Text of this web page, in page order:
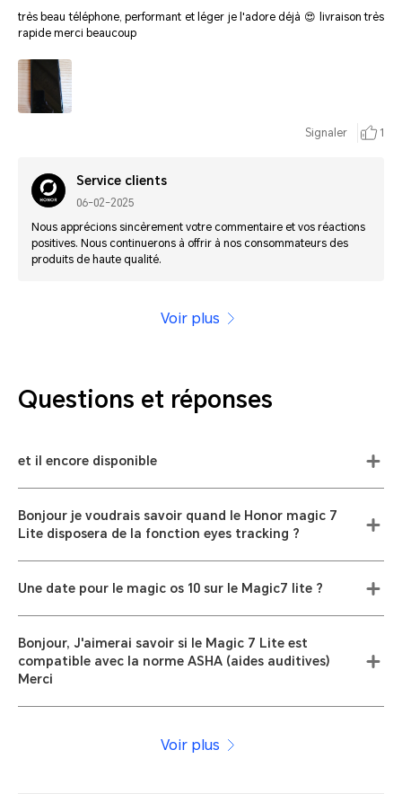
très beau téléphone, performant et léger je l'adore déjà 😍 livraison très
rapide merci beaucoup
Signaler 1
Service clients
06-02-2025
Nous apprécions sincèrement votre commentaire et vos réactions
positives. Nous continuerons à offrir à nos consommateurs des
produits de haute qualité.
Voir plus
Questions et réponses
et il encore disponible
Bonjour je voudrais savoir quand le Honor magic 7
Lite disposera de la fonction eyes tracking ?
Une date pour le magic os 10 sur le Magic7 lite ?
Bonjour, J'aimerai savoir si le Magic 7 Lite est
compatible avec la norme ASHA (aides auditives)
Merci
Voir plus